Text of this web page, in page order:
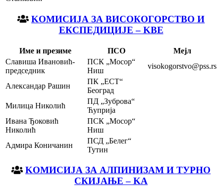
KOМИСИЈА ЗА ВИСОКОГОРСТВО И
ЕКСПЕДИЦИЈЕ – KВЕ
Име и презиме ПСО
Мејл
Славиша Ивановић-
председник
ПСК „Мосор“
Ниш
visokogorstvo@pss.rs
Александар Рашин
ПК „ЕСТ“
Београд
Милица Николић
ПД „Зуброва“
Ћуприја
Ивана Ђоковић
Николић
ПСК „Мосор“
Ниш
Адмира Коничанин
ПСД „Белег“
Тутин
KOМИСИЈА ЗА АЛПИНИЗАМ И ТУРНО
СКИЈАЊЕ – KА